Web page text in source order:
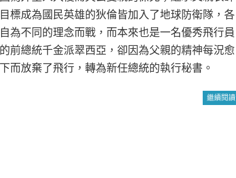
目標成為國民英雄的狄倫皆加入了地球防衛隊，各
自為不同的理念而戰，而本來也是一名優秀飛行員
的前總統千金派翠西亞，卻因為父親的精神每況愈
下而放棄了飛行，轉為新任總統的執行秘書。
繼續閱讀